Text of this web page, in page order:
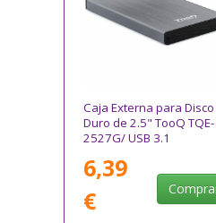
Caja Externa para Disco
Duro de 2.5" TooQ TQE-
2527G/ USB 3.1
6,39
€